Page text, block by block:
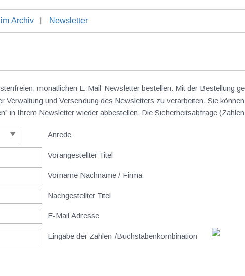
Archiv Newsletter
monatlichen E-Mail-Newsletter bestellen. Mit der Bestellung
Verwaltung und Versendung des Newsletters zu verarbeiten. Sie
in Ihrem Newsletter wieder abbestellen. Die Sicherheitsabfrage
Anrede
Vorangestellter Titel
Vorname Nachname / Firma
Nachgestellter Titel
E-Mail Adresse
Eingabe der Zahlen-/Buchstabenkombination